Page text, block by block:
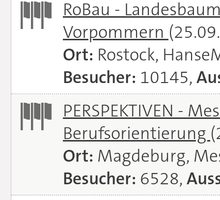
RoBau -
Vorpommern
Ort: Rostock,
Besucher: 10145,
PERSPEKTIVEN -
Berufsorientierung
Ort: Magdeburg,
Besucher: 6528,